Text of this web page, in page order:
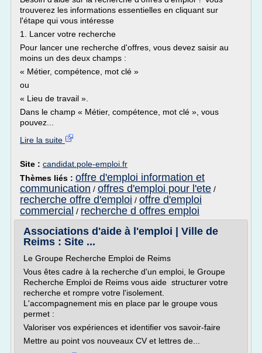
trouverez les informations essentielles en cliquant sur
l'étape qui vous intéresse
1. Lancer votre recherche
Pour lancer une recherche d'offres, vous devez saisir au
moins un des deux champs :
« Métier, compétence, mot clé »
ou
« Lieu de travail ».
Dans le champ « Métier, compétence, mot clé », vous
pouvez...
Lire la suite
Site : candidat.pole-emploi.fr
Thèmes liés : offre d'emploi information et
communication / offres d'emploi pour l'ete /
recherche offre d'emploi / offre d'emploi
commercial / recherche d offres emploi
Associations d'aide à l'emploi | Ville de
Reims : Site ...
Le Groupe Recherche Emploi de Reims
Vous êtes cadre à la recherche d'un emploi, le Groupe
Recherche Emploi de Reims vous aide structurer votre
recherche et rompre votre l'isolement.
L'accompagnement mis en place par le groupe vous
permet :
Valoriser vos expériences et identifier vos savoir-­faire
Mettre au point vos nouveaux CV et lettres de...